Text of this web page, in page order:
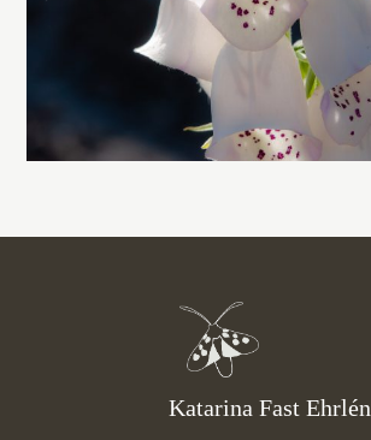
Katarina Fast Ehrlén